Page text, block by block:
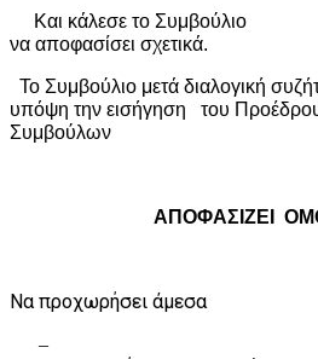
Και κάλεσε το Συμβούλιο
να αποφασίσει σχετικά.
Το Συμβούλιο μετά διαλογική
υπόψη την εισήγηση
του
Συμβούλων
ΑΠΟΦΑΣΙΖΕΙ
Να προχωρήσει άμεσα
–